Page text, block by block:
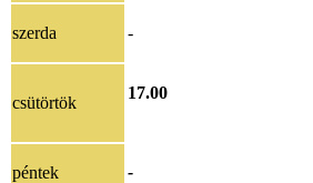
szerda -
csütörtök
17.00
péntek -